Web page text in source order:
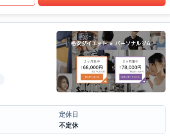
定休日
不定休